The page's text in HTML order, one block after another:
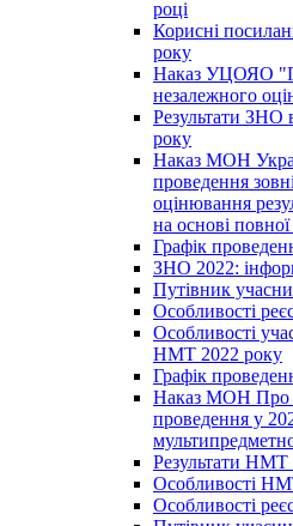
році
Корисні
року
Наказ УЦОЯО
незалежного
Результати ЗНО
року
Наказ МОН
проведення
оцінювання
на основі повної
Графік
ЗНО 2022:
Путівник
Особливості
Особливості
НМТ 2022 року
Графік
Наказ МОН Про
проведення у
Результати НМТ
Особливості
Особливості